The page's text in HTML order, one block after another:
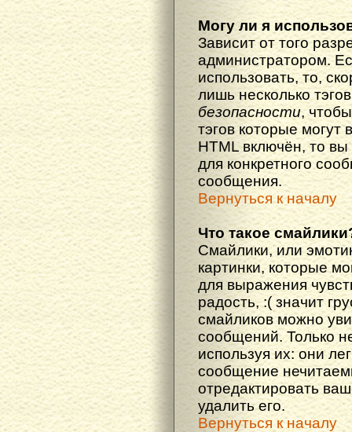
Могу ли я
Зависит от того
администратором.
использовать, то,
лишь несколько
безопасности,
тэгов которые
HTML включён, то
для конкретного
сообщения.
Вернуться к началу
Что такое
Смайлики, или
картинки, которые
для выражения
радость, :( значит
смайликов можно
сообщений. Только
используя их: они
сообщение
отредактировать
удалить его.
Вернуться к началу